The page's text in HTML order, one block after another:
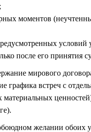
моментов
условий
после его принятия
мирового
графика встреч с
желании обоих